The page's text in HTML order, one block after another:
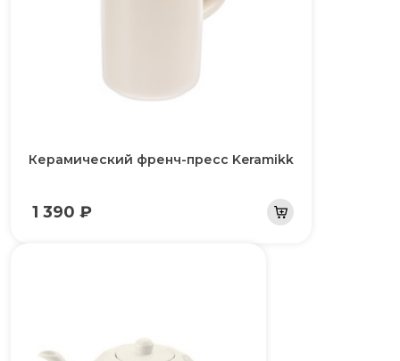
Керамический френч-пресс Keramikk
1 390 ₽